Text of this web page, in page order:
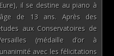
il se destine au piano à
de 13 ans. Après des
aux Conservatoires de
(médaille d’or à
avec les félicitations